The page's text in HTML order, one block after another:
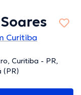
Curitiba
Curitiba - PR,
(PR)